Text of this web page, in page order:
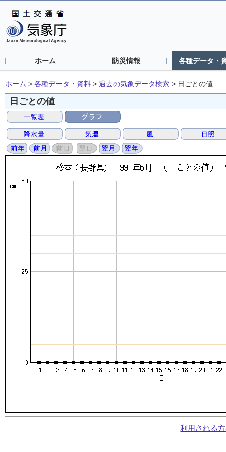
ホーム 防災情報 各種データ・
ホーム > 各種データ・資料 > 過去の気象データ検索 > 日ごとの値
日ごとの値
利用される